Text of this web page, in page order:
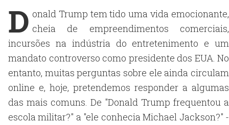
D onald Trump tem tido uma vida emocionante,
cheia de empreendimentos comerciais,
incursões na indústria do entretenimento e um
mandato controverso como presidente dos EUA. No
entanto, muitas perguntas sobre ele ainda circulam
online e, hoje, pretendemos responder a algumas
das mais comuns. De "Donald Trump frequentou a
escola militar?" a "ele conhecia Michael Jackson?" -